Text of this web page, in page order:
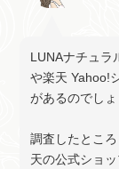
LUNAナチュラ
や楽天 Yahoo!
があるのでし
調査したとこ
天の公式ショ